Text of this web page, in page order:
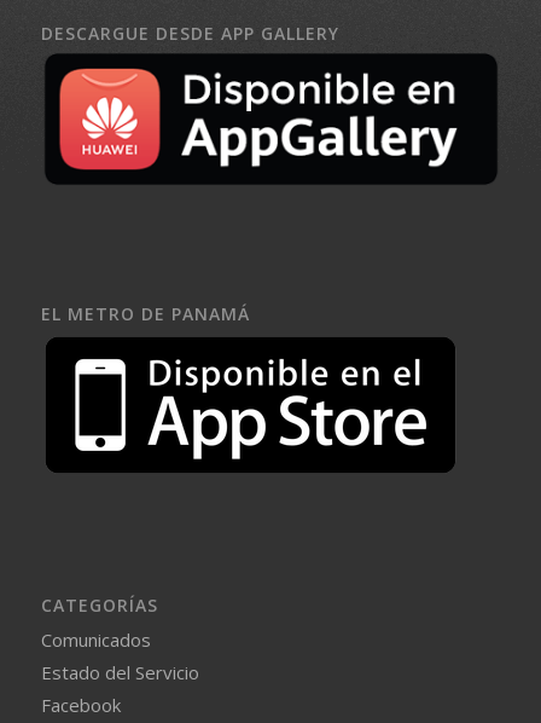
DESCARGUE DESDE APP GALLERY
EL METRO DE PANAMÁ
CATEGORÍAS
Comunicados
Estado del Servicio
Facebook